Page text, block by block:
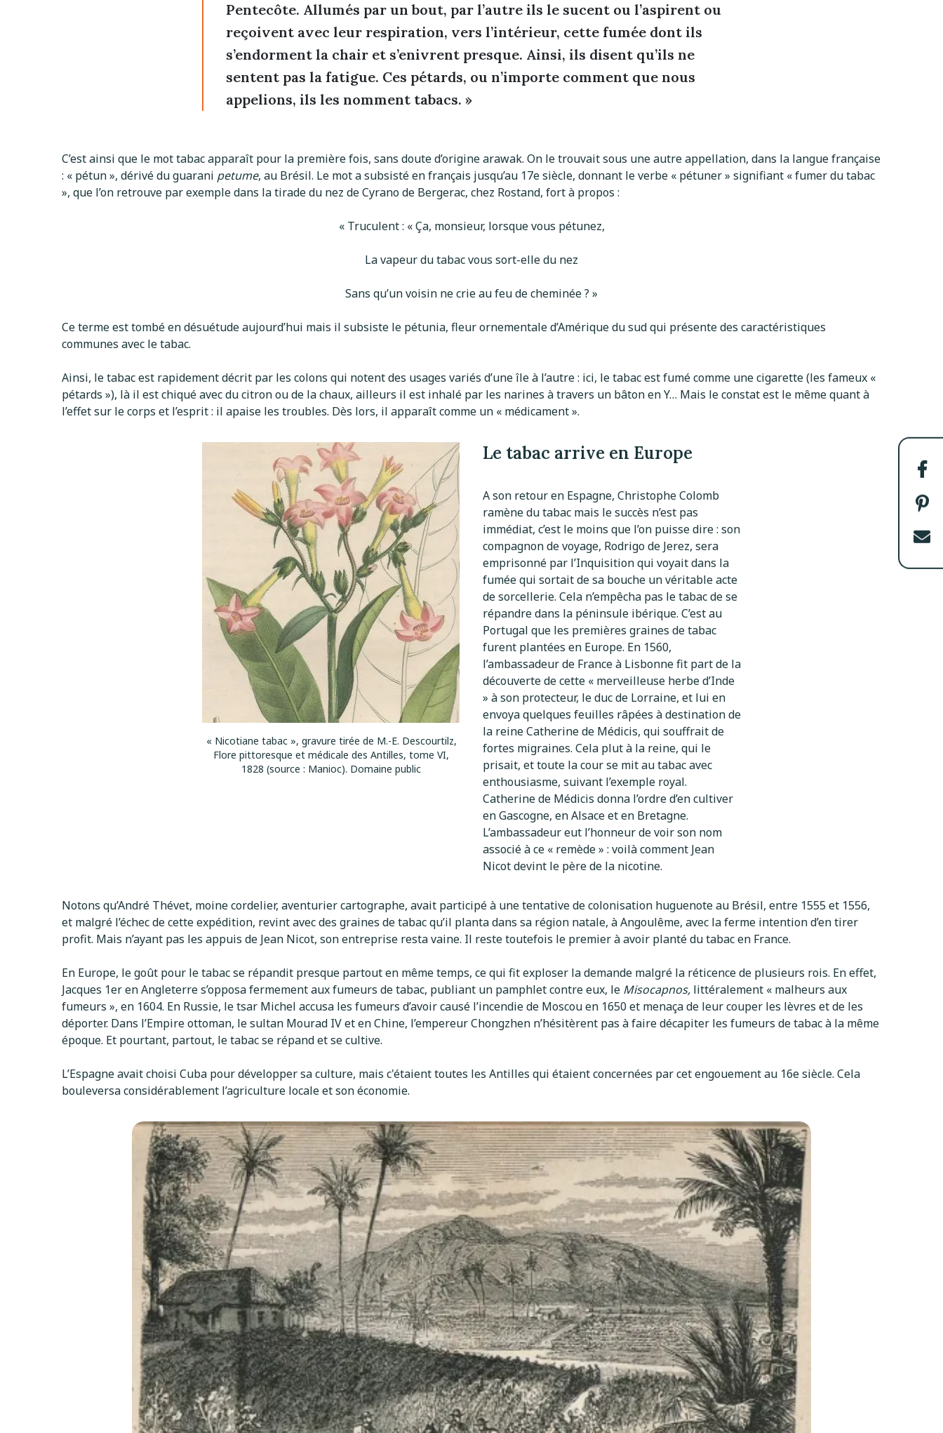
Pentecôte. Allumés par un bout, par l’autre ils le sucent ou l’aspirent ou
reçoivent avec leur respiration, vers l’intérieur, cette fumée dont ils
s’endorment la chair et s’enivrent presque. Ainsi, ils disent qu’ils ne
sentent pas la fatigue. Ces pétards, ou n’importe comment que nous
appelions, ils les nomment tabacs. »
C’est ainsi que le mot tabac apparaît pour la première fois, sans doute d’origine arawak. On le trouvait sous une autre appellation, dans la langue française
: « pétun », dérivé du guarani petume, au Brésil. Le mot a subsisté en français jusqu’au 17e siècle, donnant le verbe « pétuner » signifiant « fumer du tabac
», que l’on retrouve par exemple dans la tirade du nez de Cyrano de Bergerac, chez Rostand, fort à propos :
« Truculent : « Ça, monsieur, lorsque vous pétunez,
La vapeur du tabac vous sort-elle du nez
Sans qu’un voisin ne crie au feu de cheminée ? »
Ce terme est tombé en désuétude aujourd’hui mais il subsiste le pétunia, fleur ornementale d’Amérique du sud qui présente des caractéristiques
communes avec le tabac.
Ainsi, le tabac est rapidement décrit par les colons qui notent des usages variés d’une île à l’autre : ici, le tabac est fumé comme une cigarette (les fameux «
pétards »), là il est chiqué avec du citron ou de la chaux, ailleurs il est inhalé par les narines à travers un bâton en Y… Mais le constat est le même quant à
l’effet sur le corps et l’esprit : il apaise les troubles. Dès lors, il apparaît comme un « médicament ».
« Nicotiane tabac », gravure tirée de M.-E. Descourtilz,
Flore pittoresque et médicale des Antilles, tome VI,
1828 (source : Manioc). Domaine public
Le tabac arrive en Europe
A son retour en Espagne, Christophe Colomb
ramène du tabac mais le succès n’est pas
immédiat, c’est le moins que l’on puisse dire : son
compagnon de voyage, Rodrigo de Jerez, sera
emprisonné par l’Inquisition qui voyait dans la
fumée qui sortait de sa bouche un véritable acte
de sorcellerie. Cela n’empêcha pas le tabac de se
répandre dans la péninsule ibérique. C’est au
Portugal que les premières graines de tabac
furent plantées en Europe. En 1560,
l’ambassadeur de France à Lisbonne fit part de la
découverte de cette « merveilleuse herbe d’Inde
» à son protecteur, le duc de Lorraine, et lui en
envoya quelques feuilles râpées à destination de
la reine Catherine de Médicis, qui souffrait de
fortes migraines. Cela plut à la reine, qui le
prisait, et toute la cour se mit au tabac avec
enthousiasme, suivant l’exemple royal.
Catherine de Médicis donna l’ordre d’en cultiver
en Gascogne, en Alsace et en Bretagne.
L’ambassadeur eut l’honneur de voir son nom
associé à ce « remède » : voilà comment Jean
Nicot devint le père de la nicotine.
Notons qu’André Thévet, moine cordelier, aventurier cartographe, avait participé à une tentative de colonisation huguenote au Brésil, entre 1555 et 1556,
et malgré l’échec de cette expédition, revint avec des graines de tabac qu’il planta dans sa région natale, à Angoulême, avec la ferme intention d’en tirer
profit. Mais n’ayant pas les appuis de Jean Nicot, son entreprise resta vaine. Il reste toutefois le premier à avoir planté du tabac en France.
En Europe, le goût pour le tabac se répandit presque partout en même temps, ce qui fit exploser la demande malgré la réticence de plusieurs rois. En effet,
Jacques 1er en Angleterre s’opposa fermement aux fumeurs de tabac, publiant un pamphlet contre eux, le Misocapnos, littéralement « malheurs aux
fumeurs », en 1604. En Russie, le tsar Michel accusa les fumeurs d’avoir causé l’incendie de Moscou en 1650 et menaça de leur couper les lèvres et de les
déporter. Dans l’Empire ottoman, le sultan Mourad IV et en Chine, l’empereur Chongzhen n’hésitèrent pas à faire décapiter les fumeurs de tabac à la même
époque. Et pourtant, partout, le tabac se répand et se cultive.
L’Espagne avait choisi Cuba pour développer sa culture, mais c'étaient toutes les Antilles qui étaient concernées par cet engouement au 16e siècle. Cela
bouleversa considérablement l’agriculture locale et son économie.
sur
sur